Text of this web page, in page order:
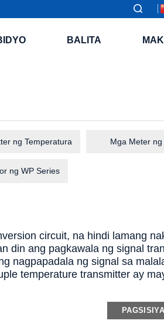
BALITA
ng Temperatura Mga Meter ng
ng WP Series
circuit, na hindi lamang
din ang pagkawala ng signal
nagpapadala ng signal sa
temperature transmitter ay